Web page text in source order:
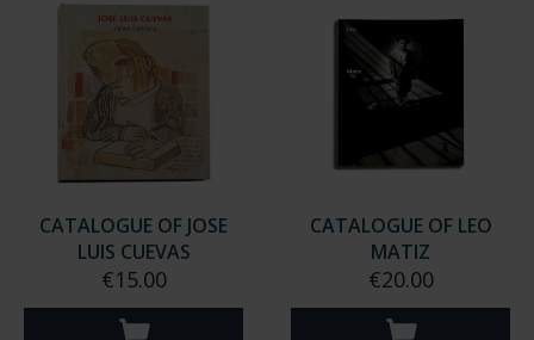
CATALOGUE OF JOSE
LUIS CUEVAS
€15.00
CATALOGUE OF LEO
MATIZ
€20.00